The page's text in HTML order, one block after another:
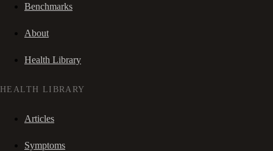
Benchmarks
About
Health Library
HEALTH LIBRARY
Articles
Symptoms